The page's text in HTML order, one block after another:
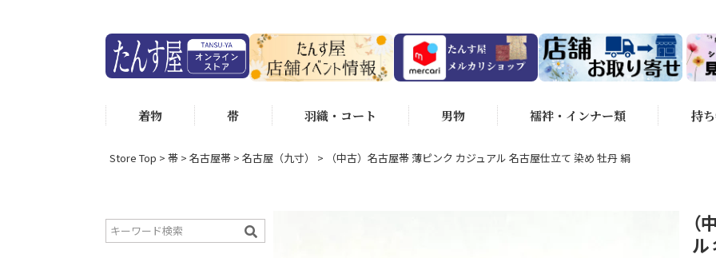
着物 帯 羽織・コート 男物 襦袢・インナー類 持
Store Top 帯 名古屋帯 名古屋（九寸） （中古）名古屋帯 薄ピンク カジュアル 名古屋仕立て 染め 牡丹 絹
（
ル